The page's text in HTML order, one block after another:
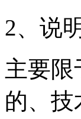
2、说
主要
的、